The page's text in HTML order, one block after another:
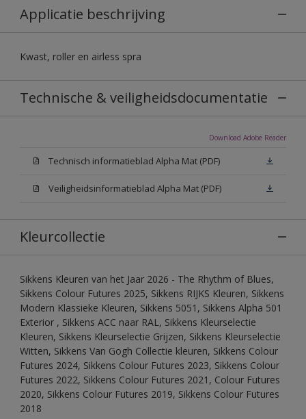
Applicatie beschrijving
Kwast, roller en airless spra
Technische & veiligheidsdocumentatie
Download Adobe Reader
Technisch informatieblad Alpha Mat (PDF)
Veiligheidsinformatieblad Alpha Mat (PDF)
Kleurcollectie
Sikkens Kleuren van het Jaar 2026 - The Rhythm of Blues,
Sikkens Colour Futures 2025, Sikkens RIJKS Kleuren, Sikkens
Modern Klassieke Kleuren, Sikkens 5051, Sikkens Alpha 501
Exterior , Sikkens ACC naar RAL, Sikkens Kleurselectie
Kleuren, Sikkens Kleurselectie Grijzen, Sikkens Kleurselectie
Witten, Sikkens Van Gogh Collectie kleuren, Sikkens Colour
Futures 2024, Sikkens Colour Futures 2023, Sikkens Colour
Futures 2022, Sikkens Colour Futures 2021, Colour Futures
2020, Sikkens Colour Futures 2019, Sikkens Colour Futures
2018